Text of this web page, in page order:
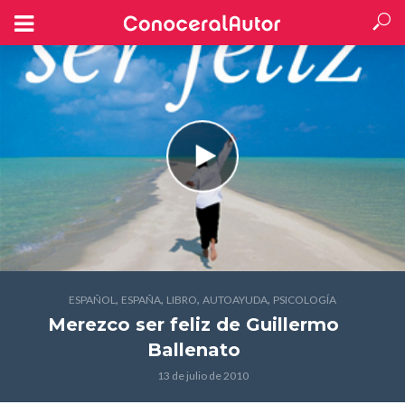
ESPAÑOL, ESPAÑA, LIBRO, AUTOAYUDA, PSICOLOGÍA
Merezco ser feliz de Guillermo
Ballenato
13 de julio de 2010